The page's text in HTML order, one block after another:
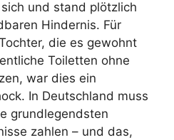
und stand plötzlich
Hindernis. Für
die es gewohnt
Toiletten ohne
war dies ein
In Deutschland muss
grundlegendsten
zahlen – und das,